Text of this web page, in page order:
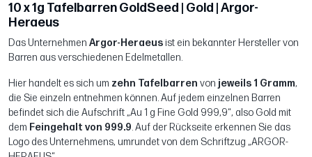
10 x 1g Tafelbarren GoldSeed | Gold | Argor-
Heraeus
Das Unternehmen Argor-Heraeusist ein bekannter Hersteller von
Barren aus verschiedenen Edelmetallen.
Hier handelt es sich um zehn Tafelbarren von jeweils 1 Gramm,
die Sie einzeln entnehmen können. Auf jedem einzelnen Barren
befindet sich die Aufschrift „Au 1 g Fine Gold 999,9“, also Gold mit
dem Feingehalt von 999.9. Auf der Rückseite erkennen Sie das
Logo des Unternehmens, umrundet von dem Schriftzug „ARGOR-